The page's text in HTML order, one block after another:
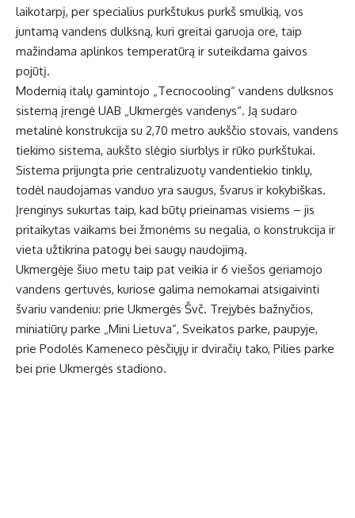
laikotarpį, per specialius purkštukus purkš smulkią, vos
juntamą vandens dulksną, kuri greitai garuoja ore, taip
mažindama aplinkos temperatūrą ir suteikdama gaivos
pojūtį.
Modernią italų gamintojo „Tecnocooling“ vandens dulksnos
sistemą įrengė UAB „Ukmergės vandenys“. Ją sudaro
metalinė konstrukcija su 2,70 metro aukščio stovais, vandens
tiekimo sistema, aukšto slėgio siurblys ir rūko purkštukai.
Sistema prijungta prie centralizuotų vandentiekio tinklų,
todėl naudojamas vanduo yra saugus, švarus ir kokybiškas.
Įrenginys sukurtas taip, kad būtų prieinamas visiems – jis
pritaikytas vaikams bei žmonėms su negalia, o konstrukcija ir
vieta užtikrina patogų bei saugų naudojimą.
Ukmergėje šiuo metu taip pat veikia ir 6 viešos geriamojo
vandens gertuvės, kuriose galima nemokamai atsigaivinti
švariu vandeniu: prie Ukmergės Švč. Trejybės bažnyčios,
miniatiūrų parke „Mini Lietuva“, Sveikatos parke, paupyje,
prie Podolės Kameneco pėsčiųjų ir dviračių tako, Pilies parke
bei prie Ukmergės stadiono.